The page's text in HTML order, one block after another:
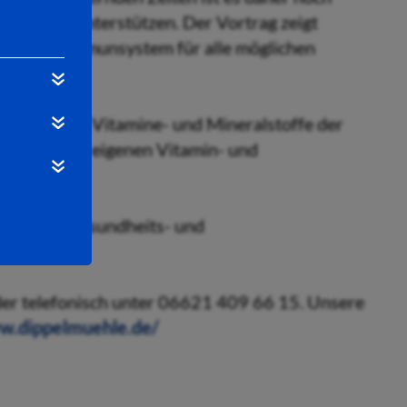
zu unterstützen. Der Vortrag zeigt
das Immunsystem für alle möglichen
wichtige Vitamine- und Mineralstoffe der
um den eigenen Vitamin- und
Gesundheits- und
telefonisch unter 06621 409 66 15. Unsere